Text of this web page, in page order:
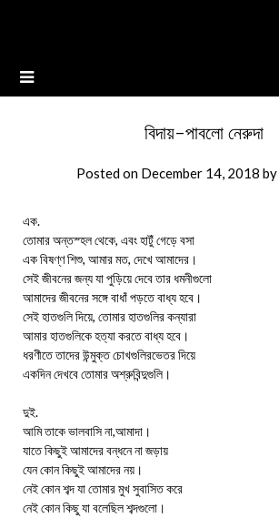
বিদায়-পাবলো নেরুদা
Posted on December 14, 2018 by
এক.
তোমার অন্তস্হল থেকে, এবং হাটুঁ গেড়ে বসা
এক বিষণ্ণ শিশু, আমার মত, দেখে আমাদের।
সেই জীবনের জন্য যা পুড়িয়ে দেবে তার ধমনীগুলো
আমাদের জীবনের সঙ্গে বাধাঁ পড়তে বাধ্য হবে।
সেই হাতগুলি দিয়ে, তোমার হাতগুলির কন্যারা
আমার হাতগুলিকে হত্যা করতে বাধ্য হবে।
ধরণীতে তাদের উন্মুক্ত চোখগুলিরভেতর দিয়ে
একদিন দেখবে তোমার অশ্রুবিন্দুগুলি।
দুই.
আমি তাকে ভালবাসি না,আমাদা।
যাতে কিছুই আমাদের বন্ধনে না জড়ায়
যেন কোন কিছুই আমাদের নয়।
নেই কোন শব্দ যা তোমার মুখ সুবাসিত করে
নেই কোন কিছু যা বলেছিল শব্দগুলো।